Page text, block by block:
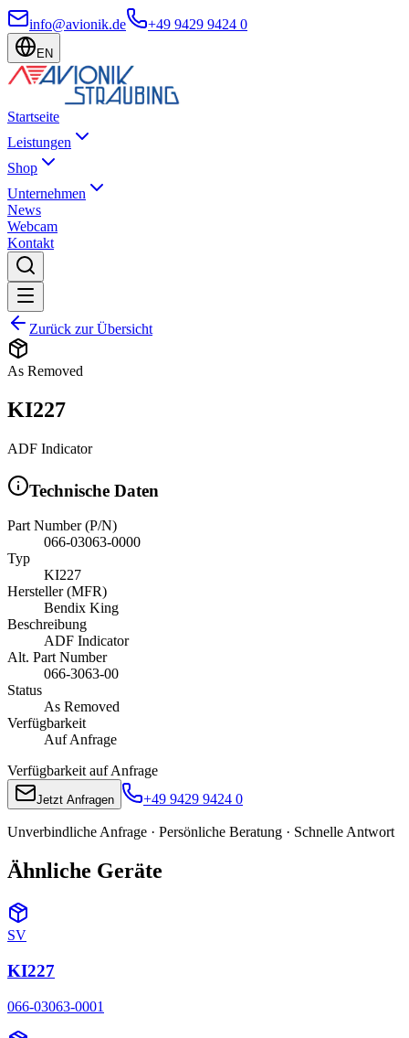
info@avionik.de +49 9429 9424 0
EN
Startseite
Leistungen
Shop
Unternehmen
News
Webcam
Kontakt
Zurück zur Übersicht
As Removed
KI227
ADF Indicator
Technische Daten
Part Number (P/N)
066-03063-0000
Typ
KI227
Hersteller (MFR)
Bendix King
Beschreibung
ADF Indicator
Alt. Part Number
066-3063-00
Status
As Removed
Verfügbarkeit
Auf Anfrage
Verfügbarkeit auf Anfrage
Jetzt Anfragen +49 9429 9424 0
Unverbindliche Anfrage · Persönliche Beratung · Schnelle Antwort
Ähnliche Geräte
SV
KI227
066-03063-0001